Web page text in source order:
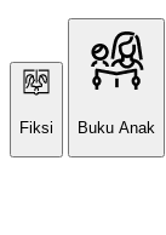
Fiksi Buku Anak